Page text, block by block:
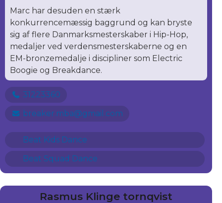
Marc har desuden en stærk
konkurrencemæssig baggrund og kan bryste
sig af flere Danmarksmesterskaber i Hip-Hop,
medaljer ved verdensmesterskaberne og en
EM-bronzemedalje i discipliner som Electric
Boogie og Breakdance.
31223360
breaker.mba@gmail.com
Beat Kids Dance
Beat Squad Dance
Rasmus Klinge tornqvist